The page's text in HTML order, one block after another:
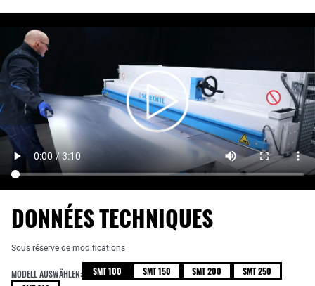
DONNÉES TECHNIQUES
Sous réserve de modifications
MODELL AUSWÄHLEN: SMT 100 SMT 150 SMT 200
SMT 250